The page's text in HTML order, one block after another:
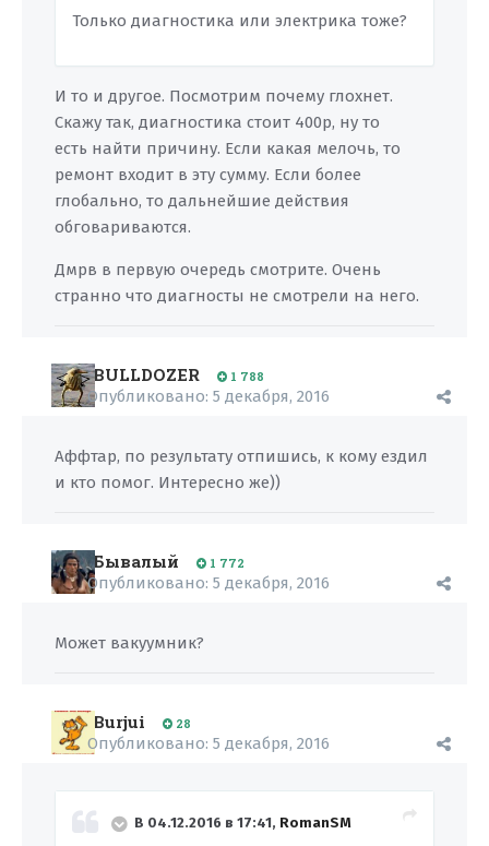
Только диагностика или электрика тоже?
И то и другое. Посмотрим почему глохнет.
Скажу так, диагностика стоит 400р, ну то
есть найти причину. Если какая мелочь, то
ремонт входит в эту сумму. Если более
глобально, то дальнейшие действия
обговариваются.
Дмрв в первую очередь смотрите. Очень
странно что диагносты не смотрели на него.
BULLDOZER 1 788
Опубликовано: 5 декабря, 2016
Аффтар, по результату отпишись, к кому ездил
и кто помог. Интересно же))
Бывалый 1 772
Опубликовано: 5 декабря, 2016
Может вакуумник?
Burjui 28
Опубликовано: 5 декабря, 2016
В 04.12.2016 в 17:41, RomanSM